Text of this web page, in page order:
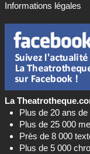
Informations légales
La
Plus de 20 ans
Plus de 25 000
Près de 8 000
Plus de 5 000